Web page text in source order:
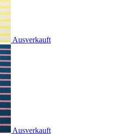
Ausverkauft
Ausverkauft